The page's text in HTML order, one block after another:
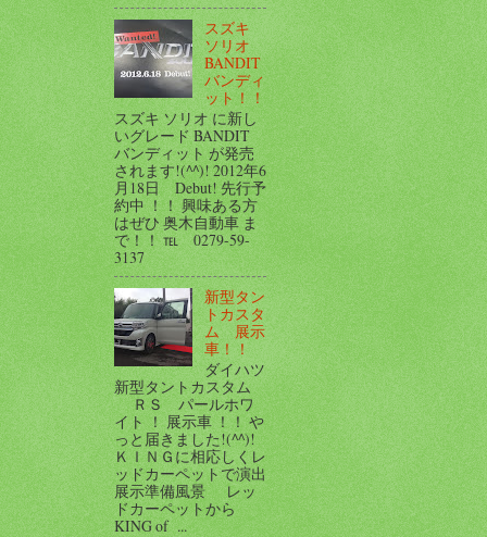
スズキ
ソリオ
BANDIT
バンディ
ット！！
スズキ ソリオ に新し
いグレード BANDIT
バンディット が発売
されます!(^^)! 2012年6
月18日 Debut! 先行予
約中 ！！ 興味ある方
はぜひ 奥木自動車 ま
で！！ ℡ 0279-59-
3137
新型タン
トカスタ
ム 展示
車！！
ダイハツ
新型タントカスタム
ＲＳ パールホワ
イト ！ 展示車 ！！ や
っと届きました!(^^)!
ＫＩＮＧに相応しくレ
ッドカーペットで演出
展示準備風景 レッ
ドカーペットから
KING of ...